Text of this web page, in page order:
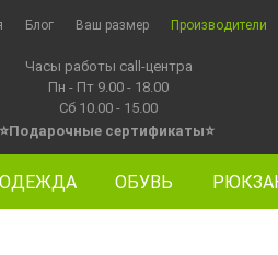
Блог Ваш размер Производители
Часы работы call-центра
Пн - Пт 9.00 - 18.00
Сб 10.00 - 15.00
⭐Подарочные сертификаты⭐
ОДЕЖДА ОБУВЬ